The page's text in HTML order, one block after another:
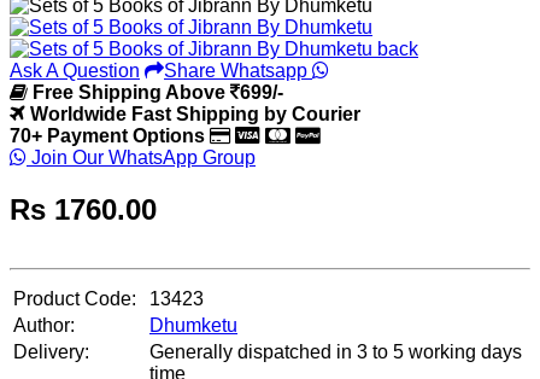
Ask A Question
Share Whatsapp
Free Shipping Above
699/-
Worldwide Fast Shipping by Courier
70+ Payment Options
Join Our WhatsApp Group
Rs 1760.00
Product Code:
13423
Author:
Dhumketu
Delivery:
Generally dispatched in 3 to 5 working days
time